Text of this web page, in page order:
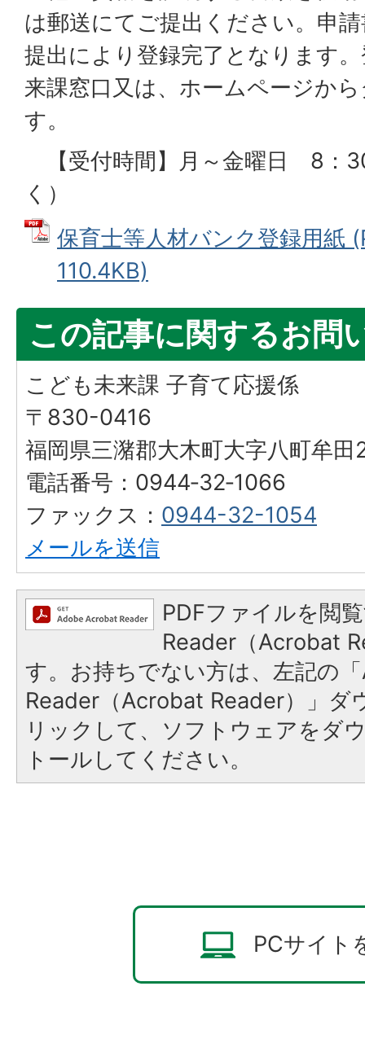
は郵送にてご提出ください。申
提出により登録完了となります
来課窓口又は、ホームページか
す。
【受付時間】月～金曜日 8：
く）
保育士等人材バンク登録用紙
110.4KB)
この記事に関するお問
こども未来課 子育て応援係
〒830-0416
福岡県三潴郡大木町大字八町牟
電話番号：0944‐32‐1066
ファックス： 0944-32-1054
メールを送信
PDFファイルを閲
Reader（Acrobat
す。お持ちでない方は、左記の
Reader（Acrobat Reader）」ダ
リックして、ソフトウェアをダ
トールしてください。
PCサイト